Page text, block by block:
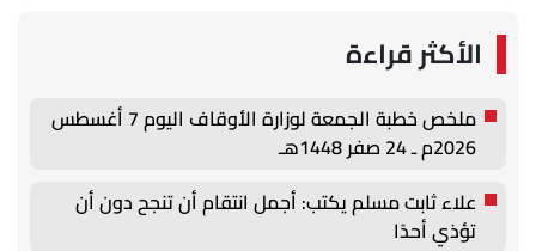
الأكثر قراءة
ملخص خطبة الجمعة لوزارة الأوقاف اليوم 7 أغسطس
2026م ـ 24 صفر 1448هـ
علاء ثابت مسلم يكتب: أجمل انتقام أن تنجح دون أن
تؤذي أحدًا